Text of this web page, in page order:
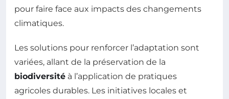
pour faire face aux impacts des changements
climatiques.
Les solutions pour renforcer l’adaptation sont
variées, allant de la préservation de la
biodiversité à l’application de pratiques
agricoles durables. Les initiatives locales et